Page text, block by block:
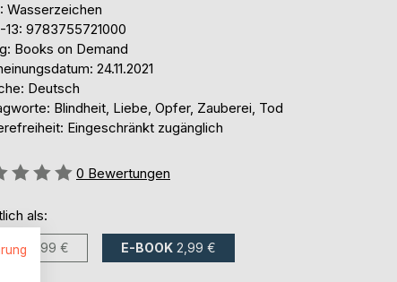
Wasserzeichen
13: 9783755721000
Books on Demand
24.11.2021
Deutsch
Blindheit, Liebe, Opfer, Zauberei, Tod
Eingeschränkt zugänglich
0 Bewertungen
als:
4,99 € E-BOOK 2,99 €